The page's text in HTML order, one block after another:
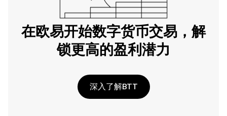
在欧易开始数字货币交易，解
锁更高的盈利潜力
深入了解BTT